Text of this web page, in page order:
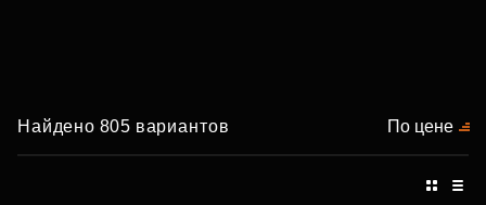
Найдено 805 вариантов По цене